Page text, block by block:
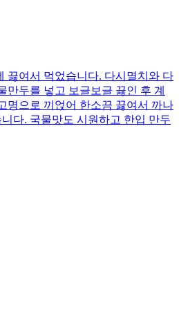
끓여서 먹었습니다. 다시멸치와 다
만두를 넣고 보글보글 끓인 후 계
명으로 끼얹어 한소끔 끓여서 까나
다. 국물맛도 시원하고 한입 만두